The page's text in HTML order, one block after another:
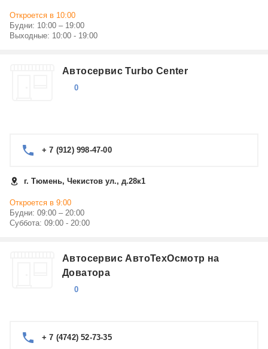
Откроется в 10:00
Будни: 10:00 – 19:00
Выходные: 10:00 - 19:00
Автосервис Turbo Center
0
+ 7 (912) 998-47-00
г. Тюмень, Чекистов ул., д.28к1
Откроется в 9:00
Будни: 09:00 – 20:00
Суббота: 09:00 - 20:00
Автосервис АвтоТехОсмотр на
Доватора
0
+ 7 (4742) 52-73-35